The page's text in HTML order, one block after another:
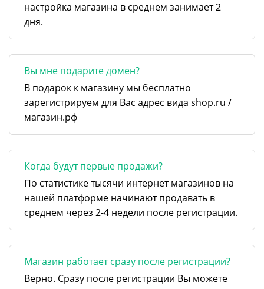
настройка магазина в среднем занимает 2
дня.
Вы мне подарите домен?
В подарок к магазину мы бесплатно
зарегистрируем для Вас адрес вида shop.ru /
магазин.рф
Когда будут первые продажи?
По статистике тысячи интернет магазинов на
нашей платформе начинают продавать в
среднем через 2-4 недели после регистрации.
Магазин работает сразу после регистрации?
Верно. Сразу после регистрации Вы можете